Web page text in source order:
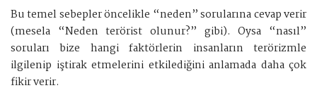
Bu temel sebepler öncelikle “neden” sorularına cevap verir
(mesela “Neden terörist olunur?” gibi). Oysa “nasıl”
soruları bize hangi faktörlerin insanların terörizmle
ilgilenip iştirak etmelerini etkilediğini anlamada daha çok
fikir verir.